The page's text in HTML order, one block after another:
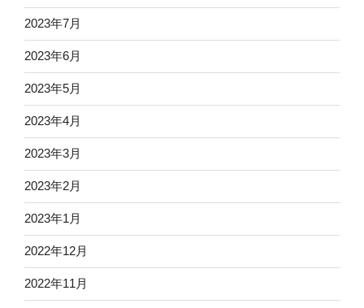
2023年7月
2023年6月
2023年5月
2023年4月
2023年3月
2023年2月
2023年1月
2022年12月
2022年11月